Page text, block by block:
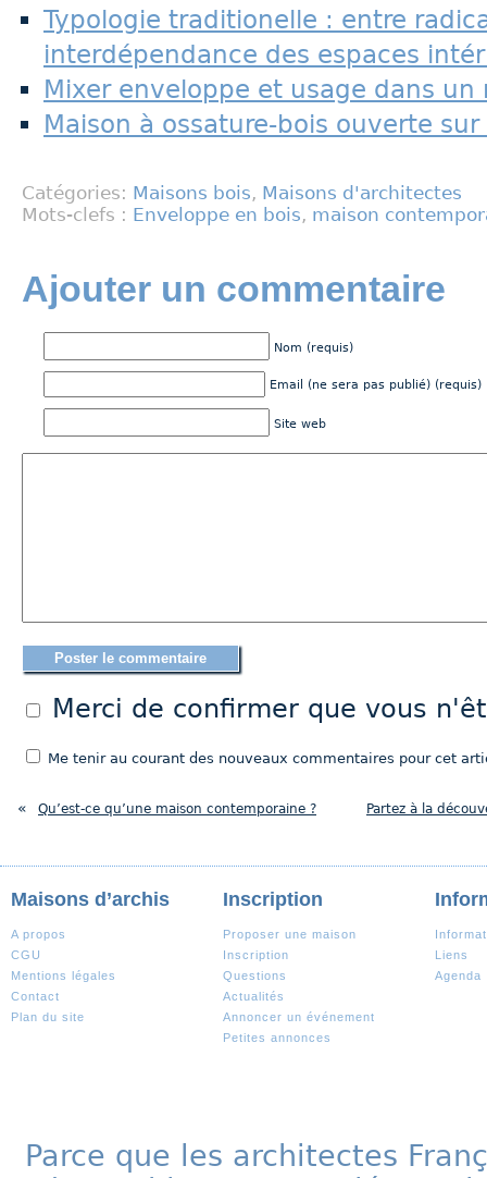
Typologie traditionelle : entre
interdépendance des espaces
Mixer enveloppe et usage dans
Maison à ossature-bois ouverte
Catégories: Maisons bois, Maisons d'architectes
Mots-clefs : Enveloppe en bois, maison
Ajouter un commentaire
Nom (requis)
Email (ne sera pas publié) (requis)
Site web
Merci de confirmer que vous
Me tenir au courant des nouveaux commentaires pour cet
« Qu’est-ce qu’une maison contemporaine ? Partez à la
Maisons d’archis
A propos
CGU
Mentions légales
Contact
Plan du site
Inscription
Proposer une maison
Inscription
Questions
Actualités
Annoncer un événement
Petites annonces
Liens
Agenda
Parce que les architectes